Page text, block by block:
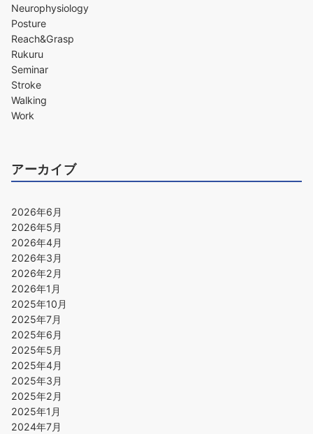
Neurophysiology
Posture
Reach&Grasp
Rukuru
Seminar
Stroke
Walking
Work
アーカイブ
2026年6月
2026年5月
2026年4月
2026年3月
2026年2月
2026年1月
2025年10月
2025年7月
2025年6月
2025年5月
2025年4月
2025年3月
2025年2月
2025年1月
2024年7月